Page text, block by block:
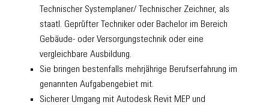
Technischer Systemplaner/ Technischer Zeichner, als
staatl. Geprüfter Techniker oder Bachelor im Bereich
Gebäude- oder Versorgungstechnik oder eine
vergleichbare Ausbildung.
Sie bringen bestenfalls mehrjährige Berufserfahrung im
genannten Aufgabengebiet mit.
Sicherer Umgang mit Autodesk Revit MEP und